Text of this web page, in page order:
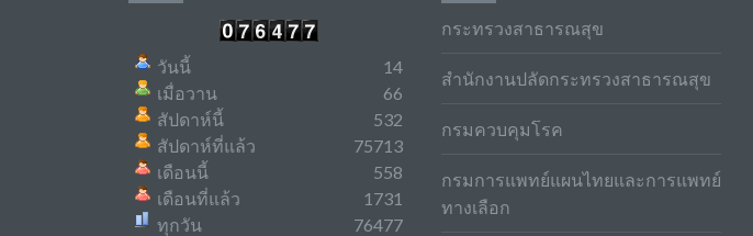
วันนี้
เมื่อวาน
สัปดาห์นี้
สัปดาห์ที่แล้ว
เดือนนี้
เดือนที่แล้ว
ทุกวัน
14
66
532
75713
558
1731
76477
กระทรวงสาธารณสุข
สำนักงานปลัดกระทรวงสาธารณสุข
กรมควบคุมโรค
กรมการแพทย์แผนไทยและการแพทย์
ทางเลือก